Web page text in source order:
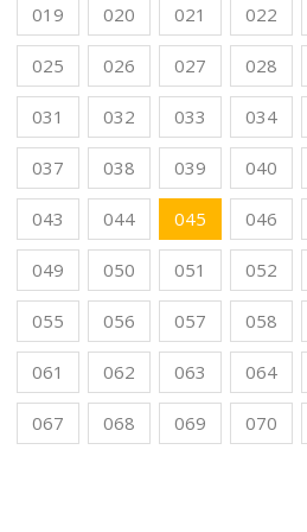
019 020 021 022
025 026 027 028
031 032 033 034
037 038 039 040
043 044 045 046
049 050 051 052
055 056 057 058
061 062 063 064
067 068 069 070